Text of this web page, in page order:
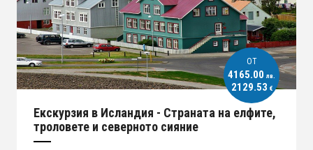
ОT
4165.00 лв.
2129.53 €
Екскурзия в Исландия - Страната на елфите,
троловете и северното сияние